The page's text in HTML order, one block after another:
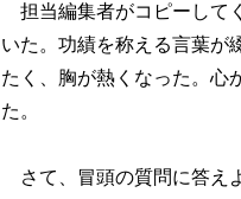
担当編集者がコピーして
いた。功績を称える言葉が
たく、胸が熱くなった。心
た。
さて、冒頭の質問に答え